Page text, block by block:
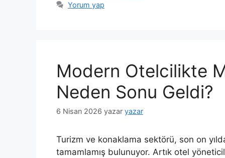
Yorum yap
Modern Otelcilikte
Neden Sonu Geldi?
6 Nisan 2026 yazar yazar
Turizm ve konaklama sektörü, son on
tamamlamış bulunuyor. Artık otel